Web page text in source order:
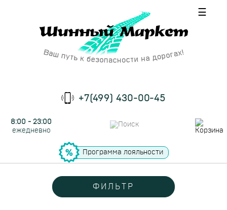
☰
+7(499) 430-00-45
8:00 - 23:00
ежедневно
Программа лояльности
ФИЛЬТР